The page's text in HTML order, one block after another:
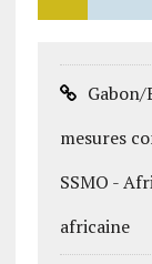
mesures
SSMO -
africaine